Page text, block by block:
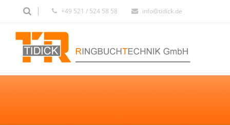
+49 521 / 524 58 58 info@tidick.de